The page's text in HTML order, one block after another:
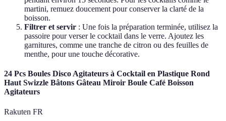
martini, remuez doucement pour conserver la clarté de la
boisson.
Filtrer et servir : Une fois la préparation terminée, utilisez la
passoire pour verser le cocktail dans le verre. Ajoutez les
garnitures, comme une tranche de citron ou des feuilles de
menthe, pour une touche décorative.
24 Pcs Boules Disco Agitateurs à Cocktail en Plastique Rond
Haut Swizzle Bâtons Gâteau Miroir Boule Café Boisson
Agitateurs
Rakuten FR